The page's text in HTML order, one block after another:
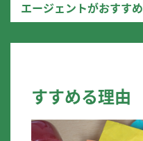
エージェントがおすすめ
すすめる理由